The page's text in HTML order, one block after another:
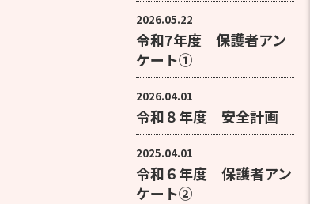
2026.05.22
令和7年度 保護者アン
ケート①
2026.04.01
令和８年度 安全計画
2025.04.01
令和６年度 保護者アン
ケート②